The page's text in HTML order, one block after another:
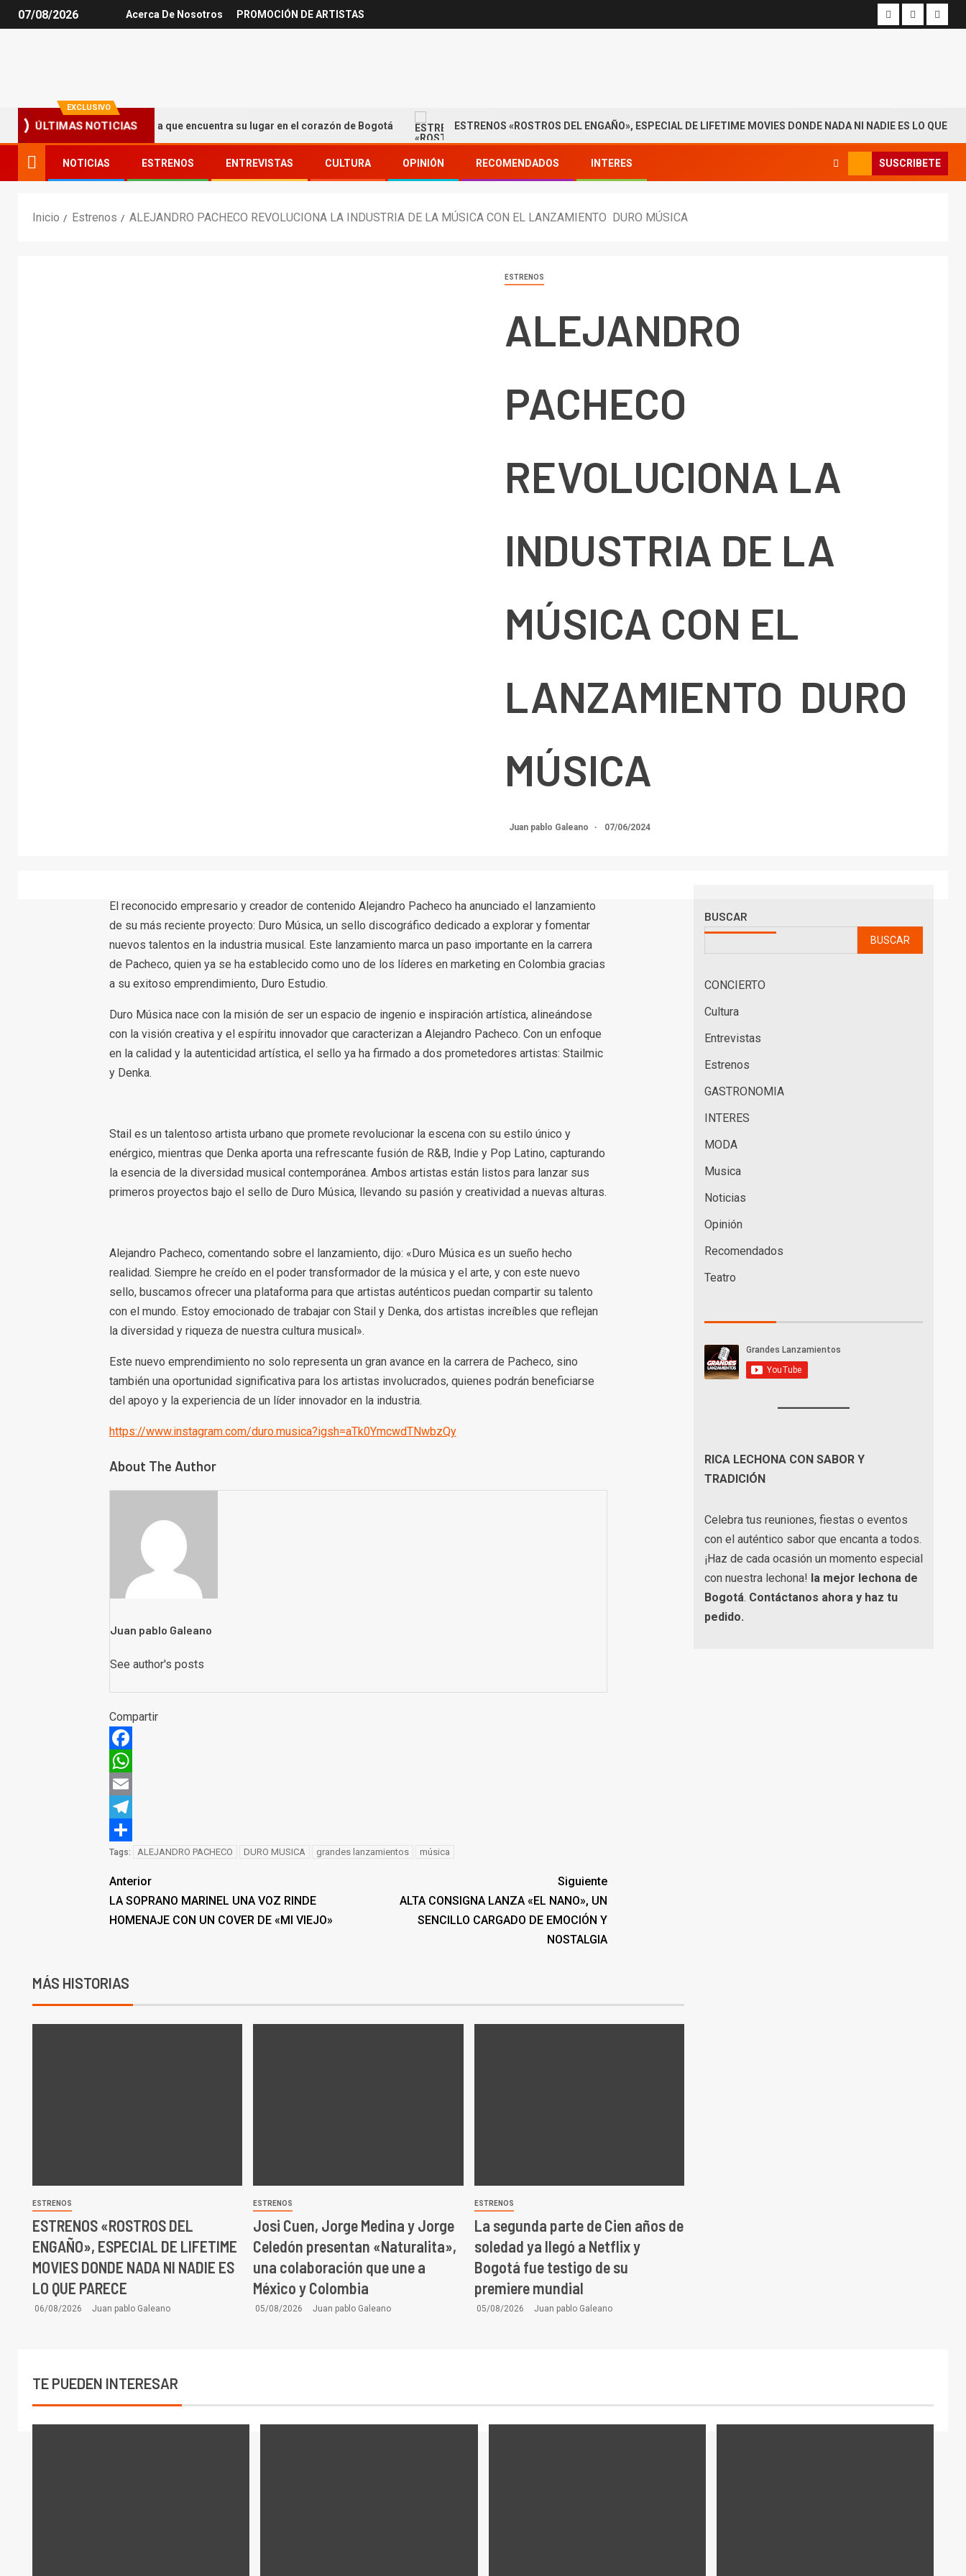
07/08/2026 Acerca De Nosotros PROMOCIÓN DE ARTISTAS
EXCLUSIVO
ÚLTIMAS NOTICIAS
una experiencia argentina que encuentra su lugar en el corazón de Bogotá ESTRENOS «ROSTROS DEL ENGAÑO», ESPECIAL DE LIFETIME MOVIES DONDE NADA NI NADIE ES LO QUE PARECE
NOTICIAS ESTRENOS ENTREVISTAS CULTURA OPINIÓN RECOMENDADOS INTERES SUSCRIBETE
Inicio Estrenos ALEJANDRO PACHECO REVOLUCIONA LA INDUSTRIA DE LA MÚSICA CON EL LANZAMIENTO DURO MÚSICA
ESTRENOS
ALEJANDRO
PACHECO
REVOLUCIONA LA
INDUSTRIA DE LA
MÚSICA CON EL
LANZAMIENTO DURO
MÚSICA
Juan pablo Galeano 07/06/2024
El reconocido empresario y creador de contenido Alejandro Pacheco ha anunciado el lanzamiento
de su más reciente proyecto: Duro Música, un sello discográfico dedicado a explorar y fomentar
nuevos talentos en la industria musical. Este lanzamiento marca un paso importante en la carrera
de Pacheco, quien ya se ha establecido como uno de los líderes en marketing en Colombia gracias
a su exitoso emprendimiento, Duro Estudio.
Duro Música nace con la misión de ser un espacio de ingenio e inspiración artística, alineándose
con la visión creativa y el espíritu innovador que caracterizan a Alejandro Pacheco. Con un enfoque
en la calidad y la autenticidad artística, el sello ya ha firmado a dos prometedores artistas: Stailmic
y Denka.
Stail es un talentoso artista urbano que promete revolucionar la escena con su estilo único y
enérgico, mientras que Denka aporta una refrescante fusión de R&B, Indie y Pop Latino, capturando
la esencia de la diversidad musical contemporánea. Ambos artistas están listos para lanzar sus
primeros proyectos bajo el sello de Duro Música, llevando su pasión y creatividad a nuevas alturas.
Alejandro Pacheco, comentando sobre el lanzamiento, dijo: «Duro Música es un sueño hecho
realidad. Siempre he creído en el poder transformador de la música y el arte, y con este nuevo
sello, buscamos ofrecer una plataforma para que artistas auténticos puedan compartir su talento
con el mundo. Estoy emocionado de trabajar con Stail y Denka, dos artistas increíbles que reflejan
la diversidad y riqueza de nuestra cultura musical».
Este nuevo emprendimiento no solo representa un gran avance en la carrera de Pacheco, sino
también una oportunidad significativa para los artistas involucrados, quienes podrán beneficiarse
del apoyo y la experiencia de un líder innovador en la industria.
https://www.instagram.com/duro.musica?igsh=aTk0YmcwdTNwbzQy
About The Author
Juan pablo Galeano
See author's posts
Compartir
Facebook
WhatsApp
Email
Telegram
Compartir
Tags: ALEJANDRO PACHECO DURO MUSICA grandes lanzamientos música
Anterior
LA SOPRANO MARINEL UNA VOZ RINDE
HOMENAJE CON UN COVER DE «MI VIEJO»
Siguiente
ALTA CONSIGNA LANZA «EL NANO», UN
SENCILLO CARGADO DE EMOCIÓN Y
NOSTALGIA
MÁS HISTORIAS
ESTRENOS
ESTRENOS «ROSTROS DEL
ENGAÑO», ESPECIAL DE LIFETIME
MOVIES DONDE NADA NI NADIE ES
LO QUE PARECE
06/08/2026 Juan pablo Galeano
ESTRENOS
Josi Cuen, Jorge Medina y Jorge
Celedón presentan «Naturalita»,
una colaboración que une a
México y Colombia
05/08/2026 Juan pablo Galeano
ESTRENOS
La segunda parte de Cien años de
soledad ya llegó a Netflix y
Bogotá fue testigo de su
premiere mundial
05/08/2026 Juan pablo Galeano
BUSCAR
BUSCAR
CONCIERTO
Cultura
Entrevistas
Estrenos
GASTRONOMIA
INTERES
MODA
Musica
Noticias
Opinión
Recomendados
Teatro
RICA LECHONA CON SABOR Y
TRADICIÓN
Celebra tus reuniones, fiestas o eventos
con el auténtico sabor que encanta a todos.
¡Haz de cada ocasión un momento especial
con nuestra lechona! la mejor lechona de
Bogotá. Contáctanos ahora y haz tu
pedido.
TE PUEDEN INTERESAR